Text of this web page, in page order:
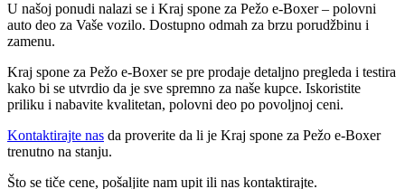
U našoj ponudi nalazi se i Kraj spone za Pežo e-Boxer – polovni
auto deo za Vaše vozilo. Dostupno odmah za brzu porudžbinu i
zamenu.
Kraj spone za Pežo e-Boxer se pre prodaje detaljno pregleda i testira
kako bi se utvrdio da je sve spremno za naše kupce. Iskoristite
priliku i nabavite kvalitetan, polovni deo po povoljnoj ceni.
Kontaktirajte nas da proverite da li je Kraj spone za Pežo e-Boxer
trenutno na stanju.
Što se tiče cene, pošaljite nam upit ili nas kontaktirajte.